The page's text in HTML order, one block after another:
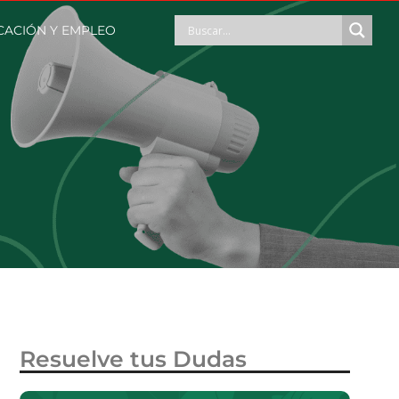
Y EMPLEO
Resuelve tus Dudas